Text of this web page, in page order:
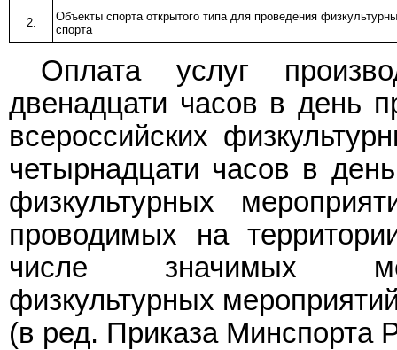
2.
Объекты спорта открытого типа для проведения
спорта
Оплата услуг
двенадцати часов в день
всероссийских
четырнадцати часов в
физкультурных
проводимых на
числе значимых
физкультурных
(в ред. ПриказаМинспорта